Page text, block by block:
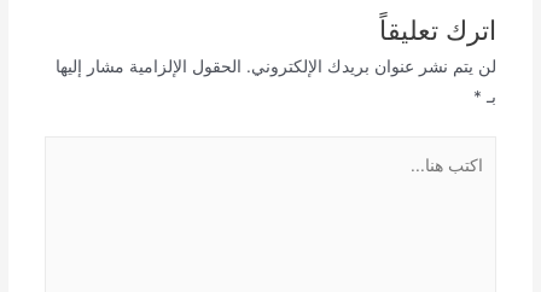
اترك تعليقاً
لن يتم نشر عنوان بريدك الإلكتروني. الحقول الإلزامية مشار إليها
بـ *